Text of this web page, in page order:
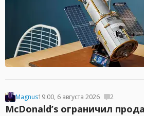
Magnus19:00, 6 августа 2026 2
McDonald’s ограничил